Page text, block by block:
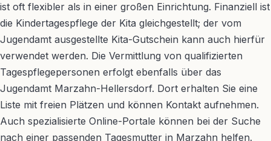
ist oft flexibler als in einer großen Einrichtung. Finanziell ist
die Kindertagespflege der Kita gleichgestellt; der vom
Jugendamt ausgestellte Kita-Gutschein kann auch hierfür
verwendet werden. Die Vermittlung von qualifizierten
Tagespflegepersonen erfolgt ebenfalls über das
Jugendamt Marzahn-Hellersdorf. Dort erhalten Sie eine
Liste mit freien Plätzen und können Kontakt aufnehmen.
Auch spezialisierte Online-Portale können bei der Suche
nach einer passenden Tagesmutter in Marzahn helfen.